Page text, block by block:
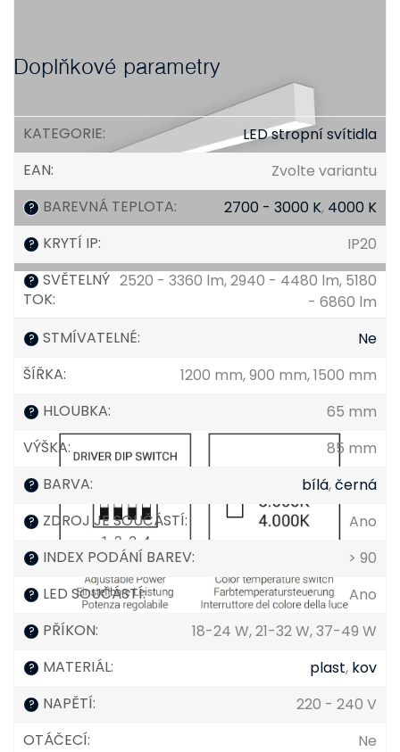
Doplňkové parametry
KATEGORIE:
LED stropní svítidla
EAN: Zvolte variantu
? BAREVNÁ TEPLOTA: 2700 - 3000 K, 4000 K
? KRYTÍ IP: IP20
? SVĚTELNÝ
TOK:
2520 - 3360 lm, 2940 - 4480 lm, 5180
- 6860 lm
? STMÍVATELNÉ:
Ne
ŠÍŘKA: 1200 mm, 900 mm, 1500 mm
? HLOUBKA:
65 mm
VÝŠKA: 85 mm
? BARVA: bílá,černá
? ZDROJ JE SOUČÁSTÍ: Ano
? INDEX PODÁNÍ BAREV: > 90
? LED SOUČÁSTÍ: Ano
? PŘÍKON: 18-24 W, 21-32 W, 37-49 W
? MATERIÁL: plast, kov
? NAPĚTÍ:
220 - 240 V
OTÁČECÍ: Ne